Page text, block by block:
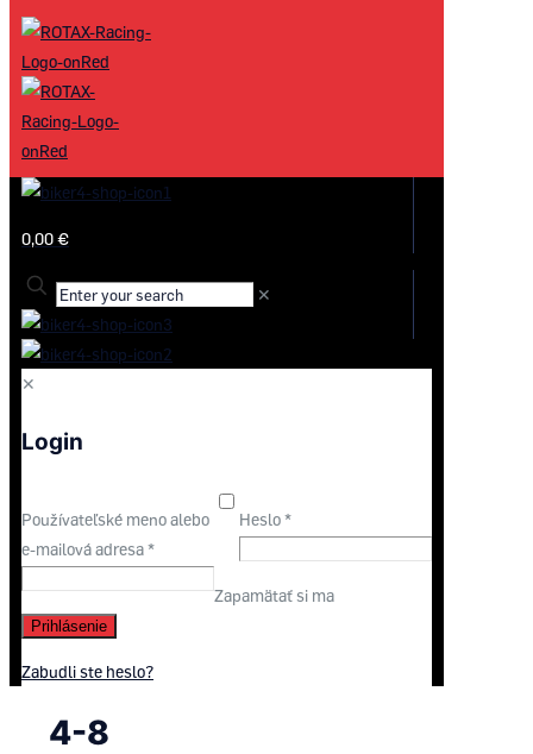
0,00 €
✕
✕
Login
Používateľské meno alebo
e-mailová adresa*
Heslo*
Zapamätať si ma
Prihlásenie
Zabudli ste heslo?
4-8